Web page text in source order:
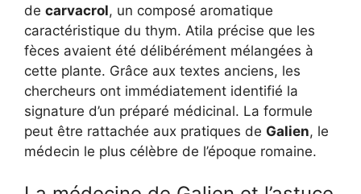
de carvacrol, un composé aromatique
caractéristique du thym. Atila précise que les
fèces avaient été délibérément mélangées à
cette plante. Grâce aux textes anciens, les
chercheurs ont immédiatement identifié la
signature d’un préparé médicinal. La formule
peut être rattachée aux pratiques de Galien, le
médecin le plus célèbre de l’époque romaine.